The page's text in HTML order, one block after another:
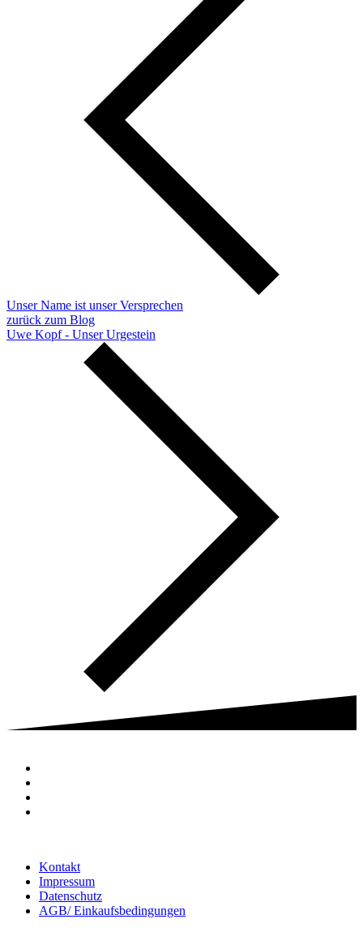
Unser Name ist unser Versprechen
zurück zum Blog
Uwe Kopf - Unser Urgestein
Kontakt
Impressum
Datenschutz
AGB/ Einkaufsbedingungen